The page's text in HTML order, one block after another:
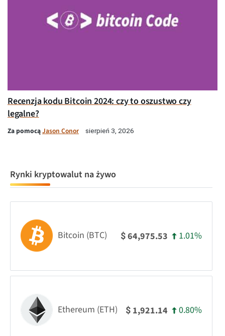
Recenzja kodu Bitcoin 2024: czy to oszustwo czy
legalne?
Za pomocąJason Conor sierpień 3, 2026
Rynki kryptowalut na żywo
Bitcoin (BTC) $64,975.53 1.01%
Ethereum (ETH) $ 1,921.14 0.80%